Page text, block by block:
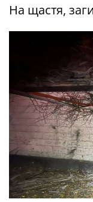
На щастя,